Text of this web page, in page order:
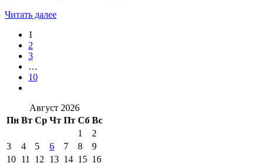
Читать далее
1
2
3
…
10
Август 2026
Пн Вт Ср Чт Пт Сб Вс
1
2
3
4 5 6 7 8
9
10 11 12 13 14 15 16